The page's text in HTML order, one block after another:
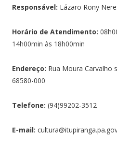
Responsável: Lázaro Rony
Horário de Atendimento:
14h00min às 18h00min
Endereço: Rua Moura Carvalho
68580-000
Telefone: (94)99202-3512
E-mail: